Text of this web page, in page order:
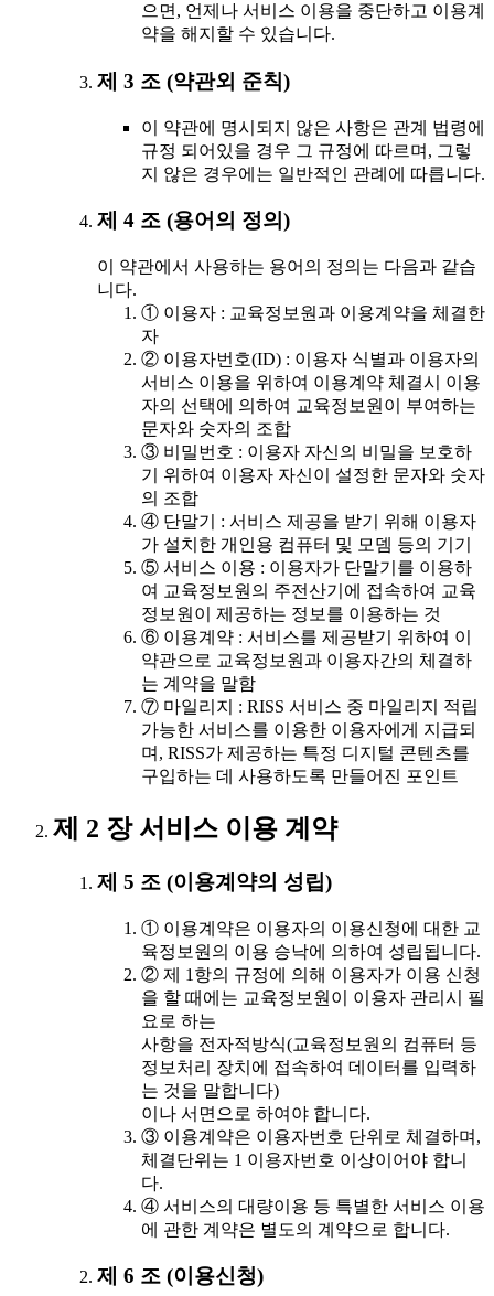
으면, 언제나 서비스 이용을 중단하고 이용계
약을 해지할 수 있습니다.
제 3 조 (약관외 준칙)
이 약관에 명시되지 않은 사항은 관계 법령에
규정 되어있을 경우 그 규정에 따르며, 그렇
지 않은 경우에는 일반적인 관례에 따릅니다.
제 4 조 (용어의 정의)
이 약관에서 사용하는 용어의 정의는 다음과 같습
니다.
① 이용자 : 교육정보원과 이용계약을 체결한
자
② 이용자번호(ID) : 이용자 식별과 이용자의
서비스 이용을 위하여 이용계약 체결시 이용
자의 선택에 의하여 교육정보원이 부여하는
문자와 숫자의 조합
③ 비밀번호 : 이용자 자신의 비밀을 보호하
기 위하여 이용자 자신이 설정한 문자와 숫자
의 조합
④ 단말기 : 서비스 제공을 받기 위해 이용자
가 설치한 개인용 컴퓨터 및 모뎀 등의 기기
⑤ 서비스 이용 : 이용자가 단말기를 이용하
여 교육정보원의 주전산기에 접속하여 교육
정보원이 제공하는 정보를 이용하는 것
⑥ 이용계약 : 서비스를 제공받기 위하여 이
약관으로 교육정보원과 이용자간의 체결하
는 계약을 말함
⑦ 마일리지 : RISS 서비스 중 마일리지 적립
가능한 서비스를 이용한 이용자에게 지급되
며, RISS가 제공하는 특정 디지털 콘텐츠를
구입하는 데 사용하도록 만들어진 포인트
제 2 장 서비스 이용 계약
제 5 조 (이용계약의 성립)
① 이용계약은 이용자의 이용신청에 대한 교
육정보원의 이용 승낙에 의하여 성립됩니다.
② 제 1항의 규정에 의해 이용자가 이용 신청
을 할 때에는 교육정보원이 이용자 관리시 필
요로 하는
사항을 전자적방식(교육정보원의 컴퓨터 등
정보처리 장치에 접속하여 데이터를 입력하
는 것을 말합니다)
이나 서면으로 하여야 합니다.
③ 이용계약은 이용자번호 단위로 체결하며,
체결단위는 1 이용자번호 이상이어야 합니
다.
④ 서비스의 대량이용 등 특별한 서비스 이용
에 관한 계약은 별도의 계약으로 합니다.
제 6 조 (이용신청)